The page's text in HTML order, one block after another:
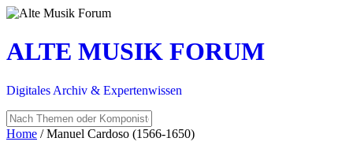
ALTE MUSIK FORUM
Digitales Archiv & Expertenwissen
Home / Manuel Cardoso (1566-1650)